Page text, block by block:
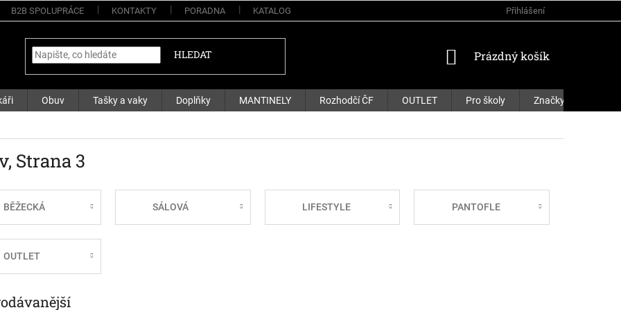
B2B SPOLUPRÁCE KONTAKTY PORADNA KATALOG Přihlášení
HLEDAT
NÁKUPNÍ
Prázdný košík
Obuv Tašky a vaky Doplňky MANTINELY Rozhodčí ČF OUTLET Pro školy Značky
, Strana 3
BĚŽECKÁ SÁLOVÁ LIFESTYLE PANTOFLE
OUTLET